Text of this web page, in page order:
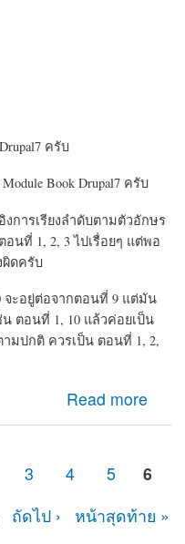
ครับ
Book Drupal7 ครับ
งการเรียงลำดับตามตัวอักษร
นที่ 1, 2, 3 ไปเรื่อยๆ แต่พอ
ผิดครับ
ะอยู่ต่อจากตอนที่ 9 แต่มัน
ตอนที่ 1, 10 แล้วค่อยเป็น
ามปกติ ควรเป็น ตอนที่ 1, 2,
Read more
Drupal เกี่ยวกับ Book
Module
3 4 5
6
ถัดไป › หน้าสุดท้าย »